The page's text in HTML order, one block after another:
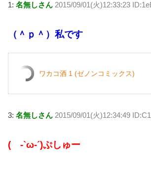
tt
er
e
n
a
c
e
b
o
o
k
e
er
e
ck
1: 名無しさん 2015/09/01(火)12:33:23
（＾ｐ＾）私です
ワカコ酒 1 (ゼノンコミックス)
3: 名無しさん 2015/09/01(火)12:34:49
( -`ω-´)ぷしゅー